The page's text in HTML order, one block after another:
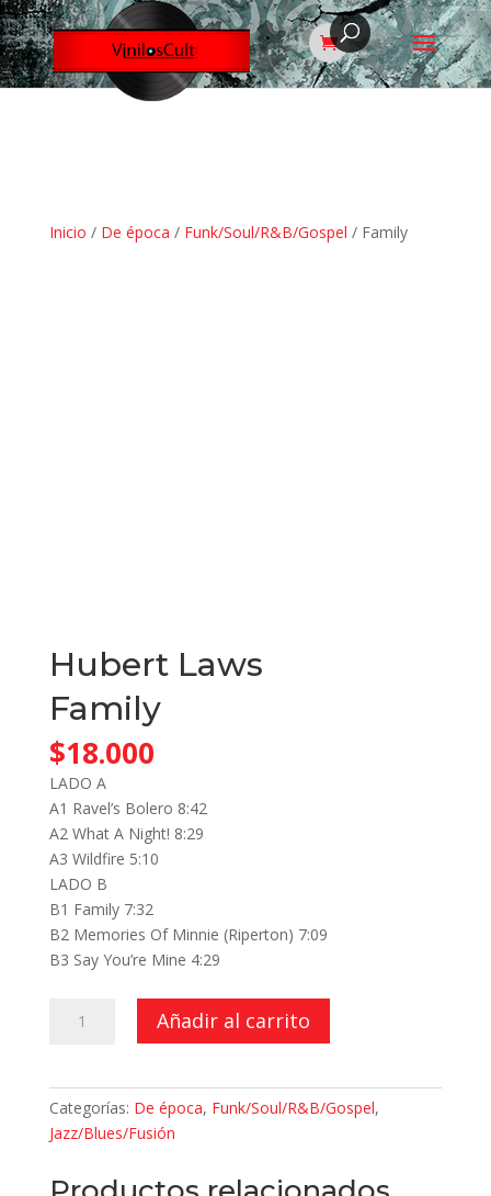
Inicio / De época / Funk/Soul/R&B/Gospel / Family
Hubert Laws
Family
$18.000
LADO A
A1 Ravel’s Bolero 8:42
A2 What A Night! 8:29
A3 Wildfire 5:10
LADO B
B1 Family 7:32
B2 Memories Of Minnie (Riperton) 7:09
B3 Say You’re Mine 4:29
Añadir al carrito
Categorías: De época, Funk/Soul/R&B/Gospel,
Jazz/Blues/Fusión